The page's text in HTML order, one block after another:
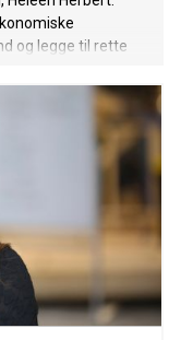
og legge til rette